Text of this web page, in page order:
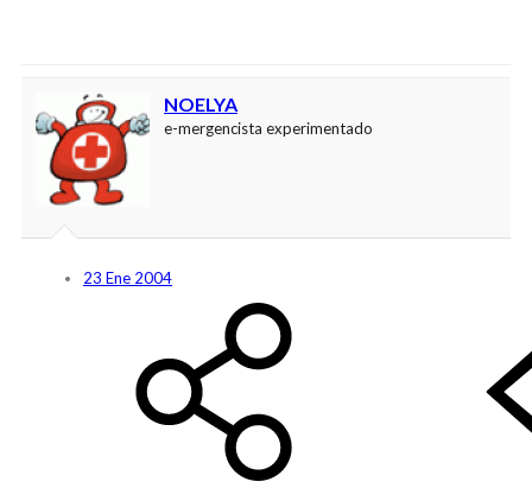
NOELYA
e-mergencista experimentado
23 Ene 2004